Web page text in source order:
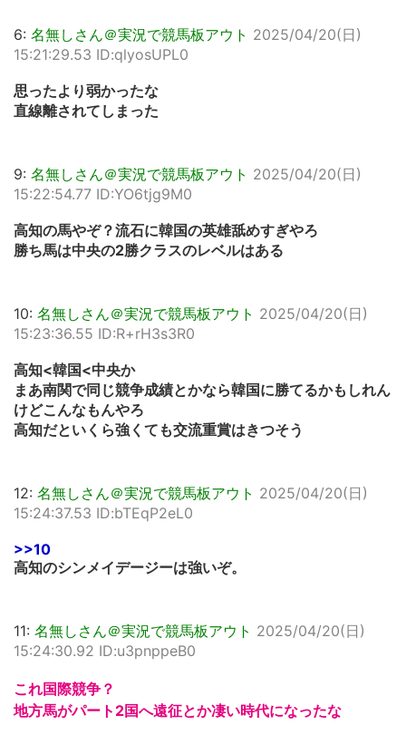
6: 名無しさん＠実況で競馬板アウト 2025/04/20(日)
15:21:29.53 ID:qlyosUPL0
思ったより弱かったな
直線離されてしまった
9: 名無しさん＠実況で競馬板アウト 2025/04/20(日)
15:22:54.77 ID:YO6tjg9M0
高知の馬やぞ？流石に韓国の英雄舐めすぎやろ
勝ち馬は中央の2勝クラスのレベルはある
10: 名無しさん＠実況で競馬板アウト 2025/04/20(日)
15:23:36.55 ID:R+rH3s3R0
高知<韓国<中央か
まあ南関で同じ競争成績とかなら韓国に勝てるかもしれん
けどこんなもんやろ
高知だといくら強くても交流重賞はきつそう
12: 名無しさん＠実況で競馬板アウト 2025/04/20(日)
15:24:37.53 ID:bTEqP2eL0
>>10
高知のシンメイデージーは強いぞ。
11: 名無しさん＠実況で競馬板アウト 2025/04/20(日)
15:24:30.92 ID:u3pnppeB0
これ国際競争？
地方馬がパート2国へ遠征とか凄い時代になったな